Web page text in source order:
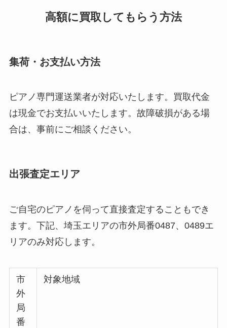
高額に買取してもらう方法
集荷・お支払い方法
ピアノ専門運送業者が対応いたします。買取代金
は現金でお支払いいたします。故障破損がある場
合は、事前にご相談ください。
出張査定エリア
ご自宅のピアノを伺って直接査定することもでき
ます。下記、埼玉エリアの市外局番0487、0489エ
リアのみ対応します。
市
外
局
番
対象地域